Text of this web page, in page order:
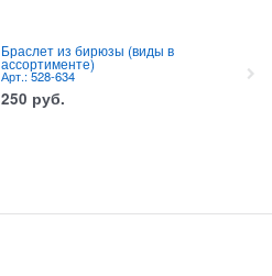
Браслет из бирюзы (виды в
ассортименте)
Арт.: 528-634
250 руб.